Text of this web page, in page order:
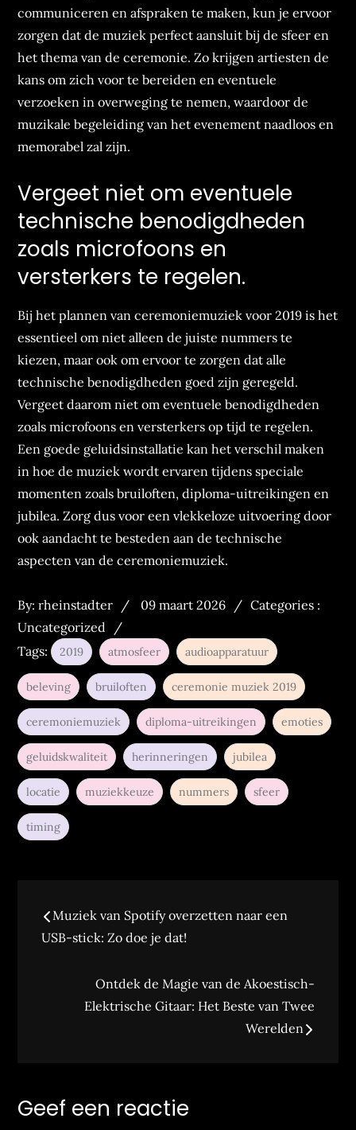
communiceren en afspraken te maken, kun je ervoor
zorgen dat de muziek perfect aansluit bij de sfeer en
het thema van de ceremonie. Zo krijgen artiesten de
kans om zich voor te bereiden en eventuele
verzoeken in overweging te nemen, waardoor de
muzikale begeleiding van het evenement naadloos en
memorabel zal zijn.
Vergeet niet om eventuele
technische benodigdheden
zoals microfoons en
versterkers te regelen.
Bij het plannen van ceremoniemuziek voor 2019 is het
essentieel om niet alleen de juiste nummers te
kiezen, maar ook om ervoor te zorgen dat alle
technische benodigdheden goed zijn geregeld.
Vergeet daarom niet om eventuele benodigdheden
zoals microfoons en versterkers op tijd te regelen.
Een goede geluidsinstallatie kan het verschil maken
in hoe de muziek wordt ervaren tijdens speciale
momenten zoals bruiloften, diploma-uitreikingen en
jubilea. Zorg dus voor een vlekkeloze uitvoering door
ook aandacht te besteden aan de technische
aspecten van de ceremoniemuziek.
By:rheinstadter
Posted
09 maart 2026
Categories
Categories :
Uncategorized
Tags:
2019 atmosfeer audioapparatuur
beleving bruiloften ceremonie muziek 2019
ceremoniemuziek diploma-uitreikingen emoties
geluidskwaliteit herinneringen jubilea
locatie muziekkeuze nummers sfeer
timing
Bericht
navigatie
Muziek van Spotify overzetten naar een
USB-stick: Zo doe je dat!
Ontdek de Magie van de Akoestisch-
Elektrische Gitaar: Het Beste van Twee
Werelden
Geef een reactie